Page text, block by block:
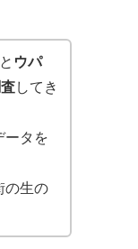
ウパ
してき
ータを
の生の